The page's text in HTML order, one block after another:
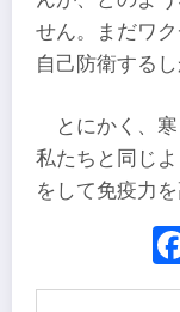
せん。まだワ
自己防衛するし
とにかく、
私たちと同じ
をして免疫力